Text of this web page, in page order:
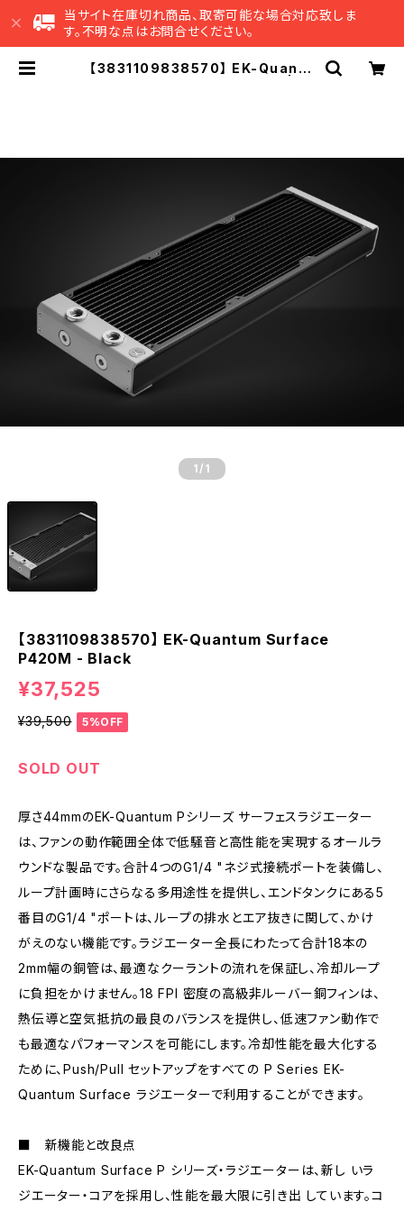
当サイト在庫切れ商品、取寄可能な場合対応致しま
す。不明な点はお問合せください。
【3831109838570】 EK-Quantu
1 /1
【3831109838570】 EK-Quantum Surface
P420M - Black
¥37,525
¥39,500 5%OFF
SOLD OUT
厚さ44mmのEK-Quantum Pシリーズ サーフェスラジエーター
は、ファンの動作範囲全体で低騒音と高性能を実現するオールラ
ウンドな製品です。合計4つのG1/4 "ネジ式接続ポートを装備し、
ループ計画時にさらなる多用途性を提供し、エンドタンクにある5
番目のG1/4 "ポートは、ループの排水とエア抜きに関して、かけ
がえのない機能です。ラジエーター全長にわたって合計18本の
2mm幅の銅管は、最適なクーラントの流れを保証し、冷却ループ
に負担をかけません。18 FPI 密度の高級非ルーバー銅フィンは、
熱伝導と空気抵抗の最良のバランスを提供し、低速ファン動作で
も最適なパフォーマンスを可能にします。冷却性能を最大化する
ために、Push/Pull セットアップをすべての P Series EK-
Quantum Surface ラジエーターで利用することができます。
■ 新機能と改良点
EK-Quantum Surface P シリーズ・ラジエーターは、新し いラ
ジエーター・コアを採用し、性能を最大限に引き出 しています。コ